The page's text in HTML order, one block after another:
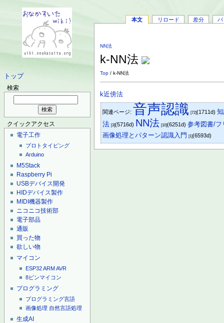
トップ
検索
クイックアクセス
電子工作
プロトタイピング
Arduino
M5Stack
Raspberry Pi
USBデバイス開発
HIDデバイス製作
MIDI機器製作
ニコニコ技術部
電子部品
通販
買った物
欲しい物
マイコン
ESP32ARMAVR
8ピンマイコン
プログラミング
プログラミング言語
画像処理 自然言語処理
生成AI
本文 リロード 差分 バ
NN法
k-NN法
Top / k-NN法
k近傍法
関連ページ: 音声認識 [72](1711d)
法 [3](5716d) NN法 [10](6251d)参考図書/フ
画像処理とパターン認識入門
[1](6593d)